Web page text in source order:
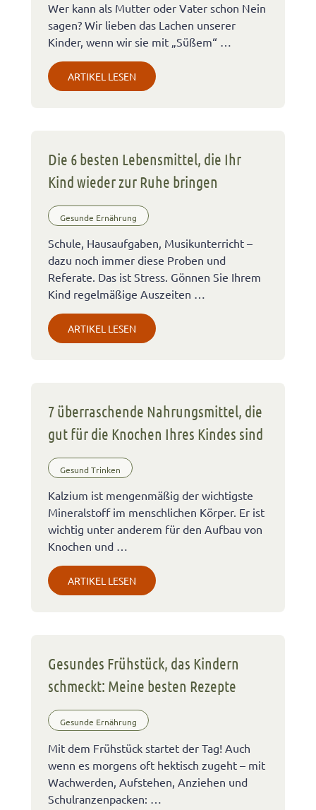
Wer kann als Mutter oder Vater schon Nein
sagen? Wir lieben das Lachen unserer
Kinder, wenn wir sie mit „Süßem“ …
ARTIKEL LESEN
Die 6 besten Lebensmittel, die Ihr
Kind wieder zur Ruhe bringen
Gesunde Ernährung
Schule, Hausaufgaben, Musikunterricht –
dazu noch immer diese Proben und
Referate. Das ist Stress. Gönnen Sie Ihrem
Kind regelmäßige Auszeiten …
ARTIKEL LESEN
7 überraschende Nahrungsmittel, die
gut für die Knochen Ihres Kindes sind
Gesund Trinken
Kalzium ist mengenmäßig der wichtigste
Mineralstoff im menschlichen Körper. Er ist
wichtig unter anderem für den Aufbau von
Knochen und …
ARTIKEL LESEN
Gesundes Frühstück, das Kindern
schmeckt: Meine besten Rezepte
Gesunde Ernährung
Mit dem Frühstück startet der Tag! Auch
wenn es morgens oft hektisch zugeht – mit
Wachwerden, Aufstehen, Anziehen und
Schulranzenpacken: …